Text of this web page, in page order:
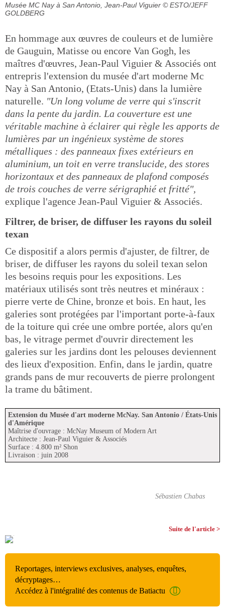
Musée MC Nay à San Antonio, Jean-Paul Viguier © ESTO/JEFF
GOLDBERG
En hommage aux œuvres de couleurs et de lumière
de Gauguin, Matisse ou encore Van Gogh, les
maîtres d'œuvres, Jean-Paul Viguier & Associés ont
entrepris l'extension du musée d'art moderne Mc
Nay à San Antonio, (Etats-Unis) dans la lumière
naturelle. "Un long volume de verre qui s'inscrit
dans la pente du jardin. La couverture est une
véritable machine à éclairer qui règle les apports de
lumières par un ingénieux système de stores
métalliques : des panneaux fixes extérieurs en
aluminium, un toit en verre translucide, des stores
horizontaux et des panneaux de plafond composés
de trois couches de verre sérigraphié et fritté",
explique l'agence Jean-Paul Viguier & Associés.
Filtrer, de briser, de diffuser les rayons du soleil
texan
Ce dispositif a alors permis d'ajuster, de filtrer, de
briser, de diffuser les rayons du soleil texan selon
les besoins requis pour les expositions. Les
matériaux utilisés sont très neutres et minéraux :
pierre verte de Chine, bronze et bois. En haut, les
galeries sont protégées par l'important porte-à-faux
de la toiture qui crée une ombre portée, alors qu'en
bas, le vitrage permet d'ouvrir directement les
galeries sur les jardins dont les pelouses deviennent
des lieux d'exposition. Enfin, dans le jardin, quatre
grands pans de mur recouverts de pierre prolongent
la trame du bâtiment.
Extension du Musée d'art moderne McNay. San Antonio / États-Unis
d'Amérique
Maîtrise d'ouvrage : McNay Museum of Modern Art
Architecte : Jean-Paul Viguier & Associés
Surface : 4.800 m² Shon
Livraison : juin 2008
Sébastien Chabas
Suite de l'article >
Reportages, interviews exclusives, analyses, enquêtes,
décryptages…
Accédez à l'intégralité des contenus de Batiactu